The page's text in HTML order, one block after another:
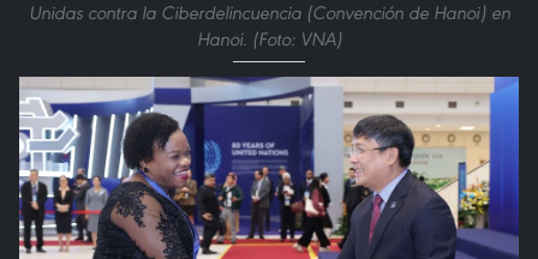
Unidas contra la Ciberdelincuencia (Convención de Hanoi) en
Hanoi. (Foto: VNA)